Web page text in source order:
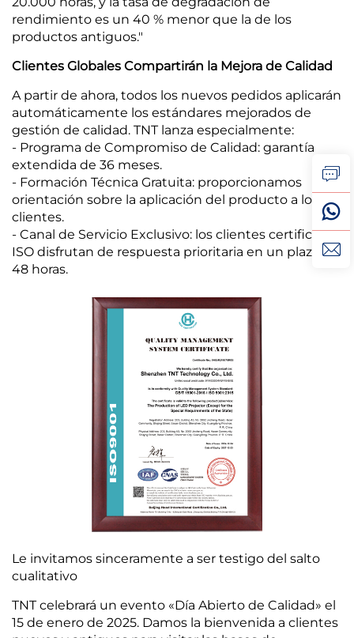
rendimiento es un 40 % menor que la de los
productos antiguos."
Clientes Globales Compartirán la Mejora de Calidad
A partir de ahora, todos los nuevos pedidos aplicarán
automáticamente los estándares mejorados de
gestión de calidad. TNT lanza especialmente:
- Programa de Compromiso de Calidad: garantía
extendida de 36 meses.
- Formación Técnica Gratuita: proporcionamos
orientación sobre la aplicación del producto a los
clientes.
- Canal de Servicio Exclusivo: los clientes certificados
ISO disfrutan de respuesta prioritaria en un plazo de
48 horas.
Le invitamos sinceramente a ser testigo del salto
cualitativo
TNT celebrará un evento «Día Abierto de Calidad» el
15 de enero de 2025. Damos la bienvenida a clientes